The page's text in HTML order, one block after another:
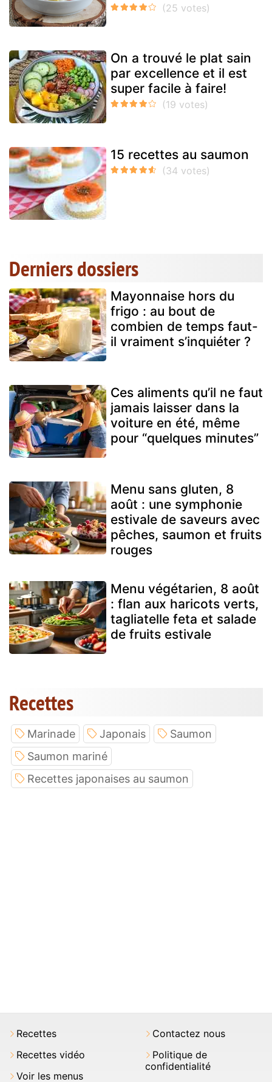
On a trouvé le plat sain
par excellence et il est
super facile à faire!
15 recettes au saumon
Derniers dossiers
Mayonnaise hors du
frigo : au bout de
combien de temps faut-
il vraiment s’inquiéter ?
Ces aliments qu’il ne faut
jamais laisser dans la
voiture en été, même
pour “quelques minutes”
Menu sans gluten, 8
août : une symphonie
estivale de saveurs avec
pêches, saumon et fruits
rouges
Menu végétarien, 8 août
: flan aux haricots verts,
tagliatelle feta et salade
de fruits estivale
Recettes
Marinade Japonais
Saumon
Saumon mariné
Recettes japonaises au saumon
Recettes
Recettes vidéo
Voir les menus
Contactez nous
Politique de
confidentialité